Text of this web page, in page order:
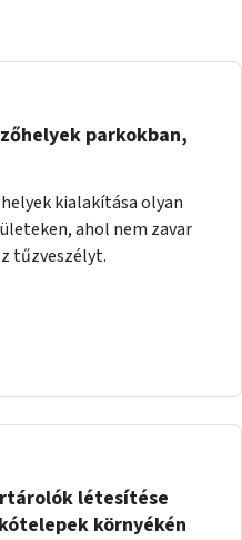
parkokban,
kialakítása olyan
ahol nem zavar
tűzveszélyt.
létesítése
környékén